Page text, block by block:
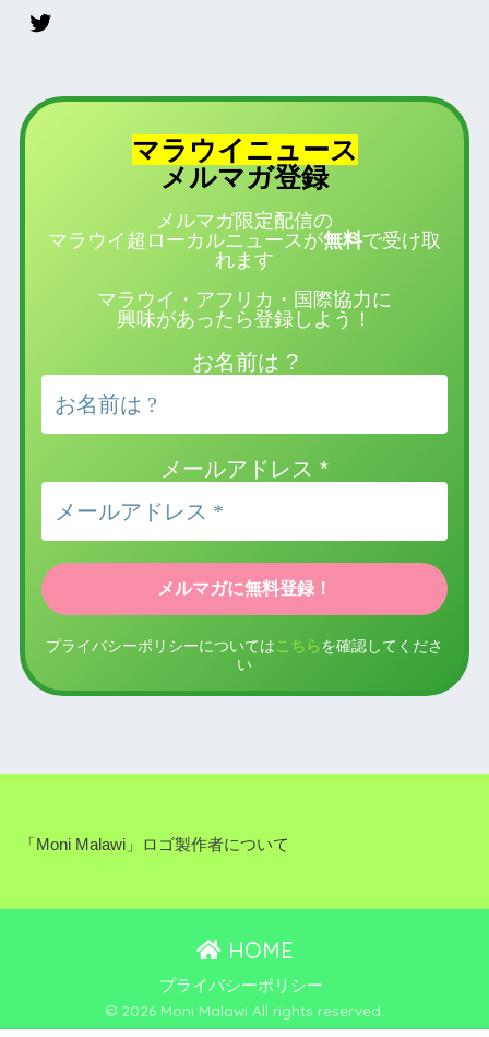
マラウイニュース
メルマガ登録
メルマガ限定配信の
マラウイ超ローカルニュースが無料で受け取
れます
マラウイ・アフリカ・国際協力に
興味があったら登録しよう！
お名前は ?
メールアドレス *
プライバシーポリシーについては こちら を確認してくださ
い
「Moni Malawi」ロゴ製作者について
HOME
プライバシーポリシー
© 2026 Moni Malawi All rights reserved.